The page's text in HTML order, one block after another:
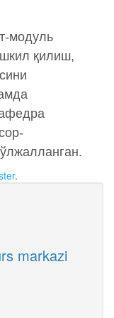
модуль
қилиш,
.
markazi